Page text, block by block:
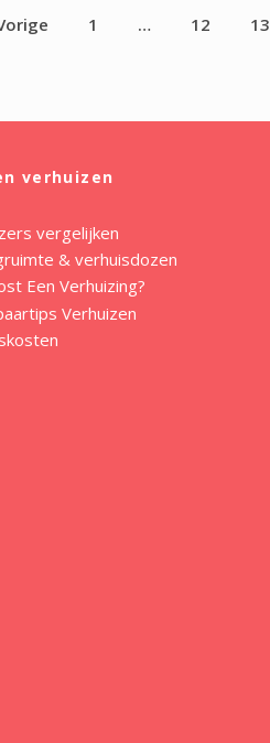
1 … 12 13
verhuizen
vergelijken
& verhuisdozen
Een Verhuizing?
Verhuizen